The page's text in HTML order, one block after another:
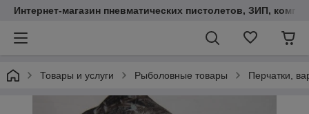
Интернет-магазин пневматических пистолетов, ЗИП,
Товары и услуги Рыболовные товары Перчатки,